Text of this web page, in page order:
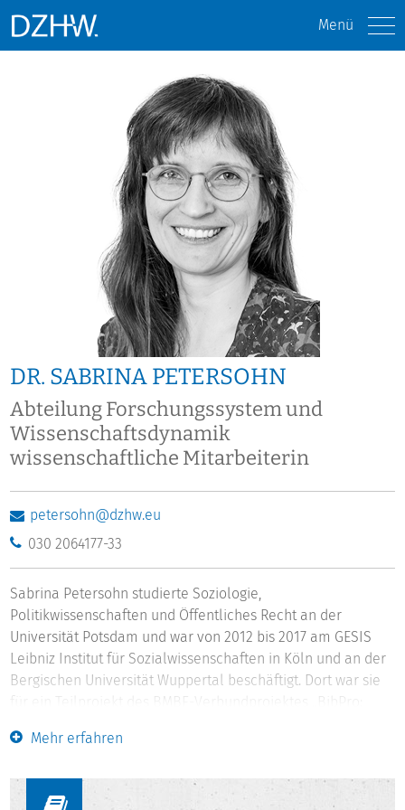
Menü
DR. SABRINA PETERSOHN
Abteilung Forschungssystem und
Wissenschaftsdynamik
wissenschaftliche Mitarbeiterin
petersohn@dzhw.eu
030 2064177-33
Sabrina Petersohn studierte Soziologie,
Politikwissenschaften und Öffentliches Recht an der
Universität Potsdam und war von 2012 bis 2017 am GESIS
Leibniz Institut für Sozialwissenschaften in Köln und an der
Bergischen Universität Wuppertal beschäftigt. Dort war sie
für ein Teilprojekt des BMBF-Verbundprojektes „BibPro:
der Bibliometrie als interdisziplinäres Forschungsfeld und
Projektes hat Sabrina Petersohn ihre Dissertation zum
Mehr erfahren